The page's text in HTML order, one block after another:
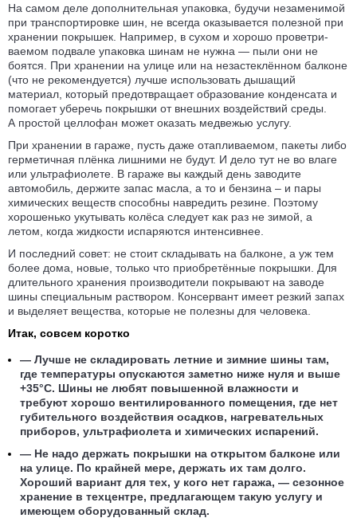
На самом деле дополнительная упаковка, будучи незаменимой
при транс­портировке шин, не всегда оказы­вается полезной при
хранении покрышек. Например, в сухом и хорошо проветри­
ваемом подвале упаковка шинам не нужна — пыли они не
боятся. При хранении на улице или на неза­стеклённом балконе
(что не реко­мендуется) лучше использовать дышащий
материал, который предот­вращает образо­вание конденсата и
помогает уберечь покрышки от внешних воздействий среды.
А простой целлофан может оказать медвежью услугу.
При хранении в гараже, пусть даже отапли­ваемом, пакеты либо
герметичная плёнка лишними не будут. И дело тут не во влаге
или ультра­фиолете. В гараже вы каждый день заводите
автомобиль, держите запас масла, а то и бензина – и пары
химических веществ способны навредить резине. Поэтому
хорошенько укутывать колёса следует как раз не зимой, а
летом, когда жидкости испаряются интенсивнее.
И последний совет: не стоит складывать на балконе, а уж тем
более дома, новые, только что приобретённые покрышки. Для
длительного хранения произво­дители покрывают на заводе
шины специальным раствором. Консервант имеет резкий запах
и выделяет вещества, которые не полезны для человека.
Итак, совсем коротко
— Лучше не складировать летние и зимние шины там,
где температуры опускаются заметно ниже нуля и выше
+35°С. Шины не любят повышенной влажности и
требуют хорошо вентилированного помещения, где нет
губительного воздействия осадков, нагревательных
приборов, ультрафиолета и химических испарений.
— Не надо держать покрышки на открытом балконе или
на улице. По крайней мере, держать их там долго.
Хороший вариант для тех, у кого нет гаража, — сезонное
хранение в техцентре, пред­лагающем такую услугу и
имеющем оборудо­ванный склад.